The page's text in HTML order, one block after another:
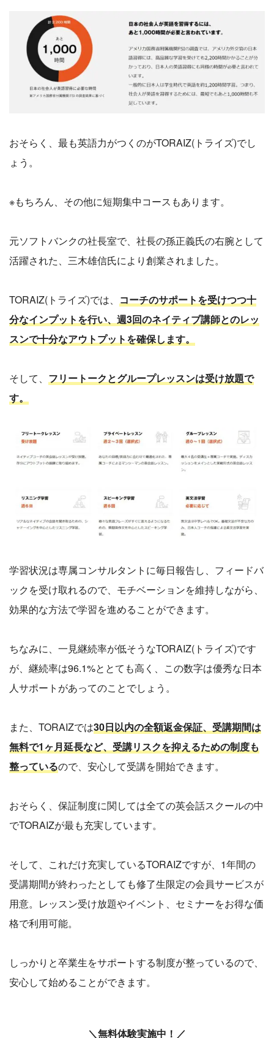
おそらく、最も英語力がつくのがTORAIZ(トライズ)でし
ょう。
※もちろん、その他に短期集中コースもあります。
元ソフトバンクの社長室で、社長の孫正義氏の右腕として
活躍された、三木雄信氏により創業されました。
TORAIZ(トライズ)では、 コーチのサポートを受けつつ十
分なインプットを行い、週3回のネイティブ講師とのレッ
スンで十分なアウトプットを確保します。
そして、 フリートークとグループレッスンは受け放題で
す。
学習状況は専属コンサルタントに毎日報告し、フィードバ
ックを受け取れるので、モチベーションを維持しながら、
効果的な方法で学習を進めることができます。
ちなみに、一見継続率が低そうなTORAIZ(トライズ)です
が、継続率は96.1%ととても高く、この数字は優秀な日本
人サポートがあってのことでしょう。
また、TORAIZでは30日以内の全額返金保証、受講期間は
無料で1ヶ月延長など、受講リスクを抑えるための制度も
整っているので、安心して受講を開始できます。
おそらく、保証制度に関しては全ての英会話スクールの中
でTORAIZが最も充実しています。
そして、これだけ充実しているTORAIZですが、1年間の
受講期間が終わったとしても修了生限定の会員サービスが
用意。レッスン受け放題やイベント、セミナーをお得な価
格で利用可能。
しっかりと卒業生をサポートする制度が整っているので、
安心して始めることができます。
＼無料体験実施中！／